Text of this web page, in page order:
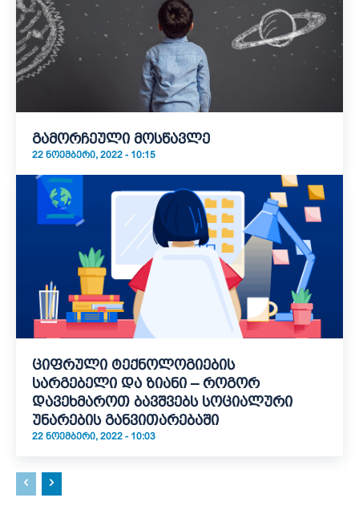
გამორჩეული მოსწავლე
22 ᲜᲝᲔᲛᲑᲔᲠᲘ, 2022 - 10:15
ციფრული ტექნოლოგიების
სარგებელი და ზიანი – როგორ
დავეხმაროთ ბავშვებს სოციალური
უნარების განვითარებაში
22 ᲜᲝᲔᲛᲑᲔᲠᲘ, 2022 - 10:03